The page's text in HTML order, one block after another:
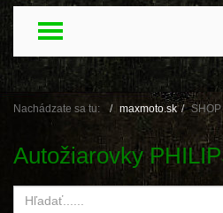
TOGGLE
Nachádzate sa tu: maxmoto.sk SHOP
Autožiarovky